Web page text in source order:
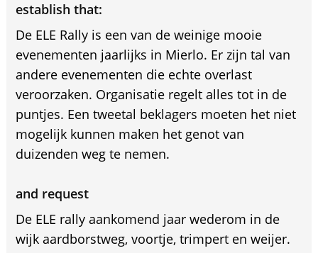
establish that:
De ELE Rally is een van de weinige mooie
evenementen jaarlijks in Mierlo. Er zijn tal van
andere evenementen die echte overlast
veroorzaken. Organisatie regelt alles tot in de
puntjes. Een tweetal beklagers moeten het niet
mogelijk kunnen maken het genot van
duizenden weg te nemen.
and request
De ELE rally aankomend jaar wederom in de
wijk aardborstweg, voortje, trimpert en weijer.